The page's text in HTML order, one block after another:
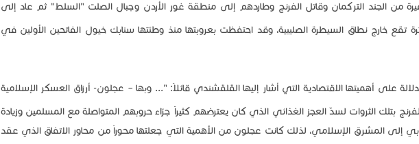
من الجند التركمان وقاتل الفرنج وطاردهم إلى منطقة غور الأردن وجبال الصلت "السلط" ثم عاد إلى
خارج نطاق السيطرة الصليبية، وقد احتفظت بعروبتها منذ وطئتها سنابك خيول الفاتحين الأولين في
على أهميتها الاقتصادية التي أشار إليها القلقشندي قائلاً: "... وبها – عجلون- أرزاق العسكر الإسلامية
بتلك الثروات لسدِّ العجز الغذائي الذي كان يعترضهم كثيراً جرّاء حروبهم المتواصلة مع المسلمين وزيادة
إلى المشرق الإسلامي، لذلك كانت عجلون من الأهمية التي جعلتها محوراً من محاور الاتفاق الذي عقد